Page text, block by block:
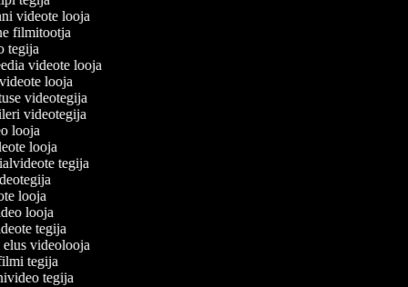
videote looja
filmitootja
tegija
videote looja
looja
videotegija
videotegija
looja
looja
tegija
looja
looja
tegija
elus videolooja
tegija
tegija